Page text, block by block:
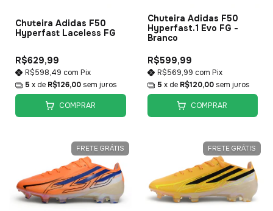
Chuteira Adidas F50
Hyperfast Laceless FG
R$629,99
R$598,49 com Pix
5 x de R$126,00 sem juros
COMPRAR
Chuteira Adidas F50
Hyperfast.1 Evo FG -
Branco
R$599,99
R$569,99 com Pix
5 x de R$120,00 sem juros
COMPRAR
FRETE GRÁTIS FRETE GRÁTIS